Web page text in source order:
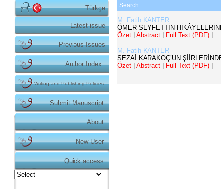
Türkçe
Latest issue
Previous Issues
Author Index
Writing and Publishing Policies
Submit Manuscript
About
New User
Quick access
Search
M. Fatih KANTER
ÖMER SEYFETTİN
Özet| Abstract| Full Text (PDF)|
M. Fatih KANTER
SEZAİ KARAKOÇ’UN
Özet| Abstract| Full Text (PDF)|